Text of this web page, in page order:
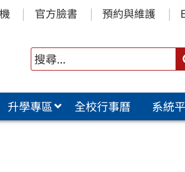
官方臉書 預約與維護
升學專區 全校行事曆
系統